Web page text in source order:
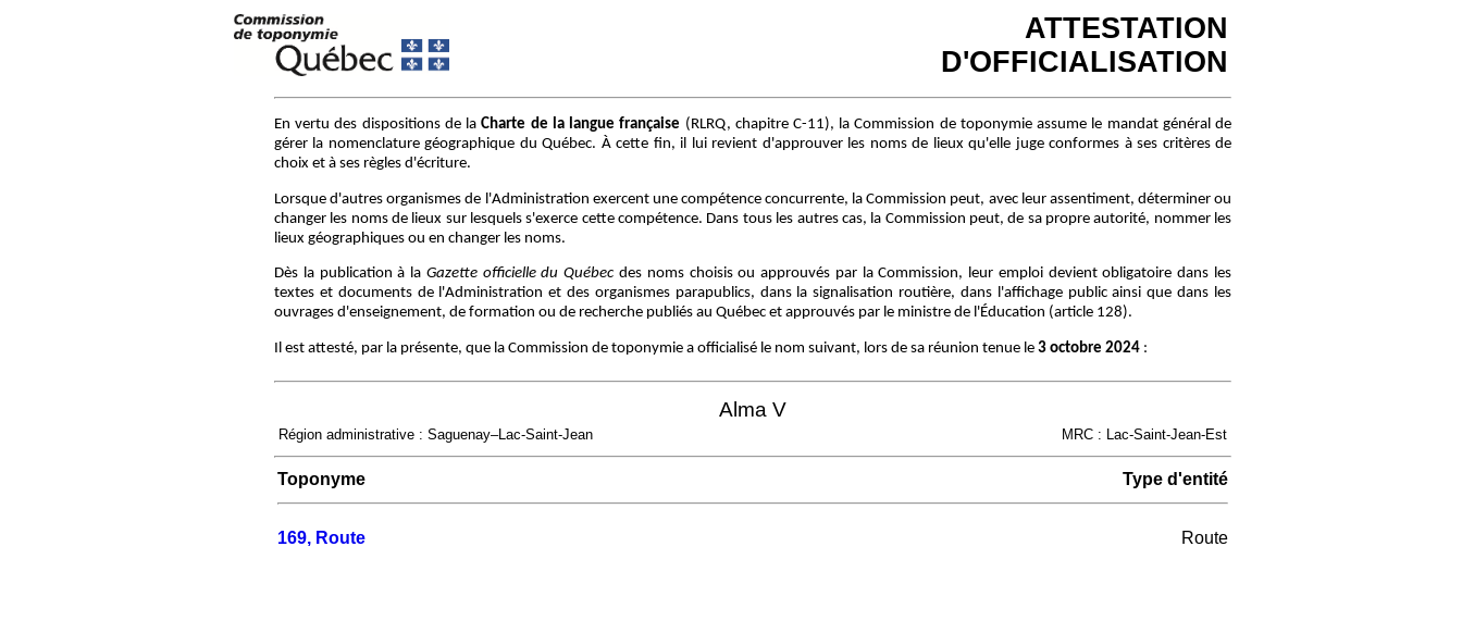
ATTESTATION
D'OFFICIALISATION
En vertu des dispositions de laCharte de la langue française (RLRQ, chapitre C-11), la Commission de toponymie assume le mandat général de
gérer la nomenclature géographique du Québec. À cette fin, il lui revient d'approuver les noms de lieux qu'elle juge conformes à ses critères de
choix et à ses règles d'écriture.
Lorsque d'autres organismes de l'Administration exercent une compétence concurrente, la Commission peut, avec leur assentiment, déterminer ou
changer les noms de lieux sur lesquels s'exerce cette compétence. Dans tous les autres cas, la Commission peut, de sa propre autorité, nommer les
lieux géographiques ou en changer les noms.
Dès la publication à la Gazette officielle du Québec des noms choisis ou approuvés par la Commission, leur emploi devient obligatoire dans les
textes et documents de l'Administration et des organismes parapublics, dans la signalisation routière, dans l'affichage public ainsi que dans les
ouvrages d'enseignement, de formation ou de recherche publiés au Québec et approuvés par le ministre de l'Éducation (article 128).
Il est attesté, par la présente, que la Commission de toponymie a officialisé le nom suivant, lors de sa réunion tenue le 3 octobre 2024 :
Alma V
Région administrative : Saguenay–Lac-Saint-Jean MRC : Lac-Saint-Jean-Est
Toponyme Type d'entité
169, Route Route